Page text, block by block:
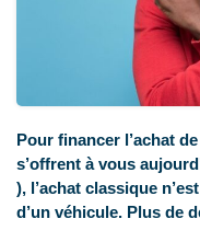
Pour financer l’achat
s’offrent à vous
), l’achat classique
d’un véhicule. Plus de